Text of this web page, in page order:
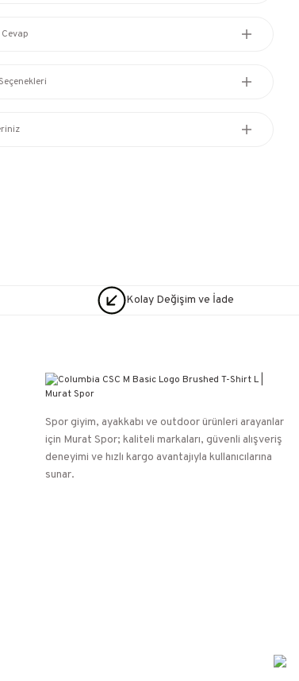
Kolay Değişim ve İade
Spor giyim, ayakkabı ve outdoor ürünleri arayanlar
için Murat Spor; kaliteli markaları, güvenli alışveriş
deneyimi ve hızlı kargo avantajıyla kullanıcılarına
sunar.